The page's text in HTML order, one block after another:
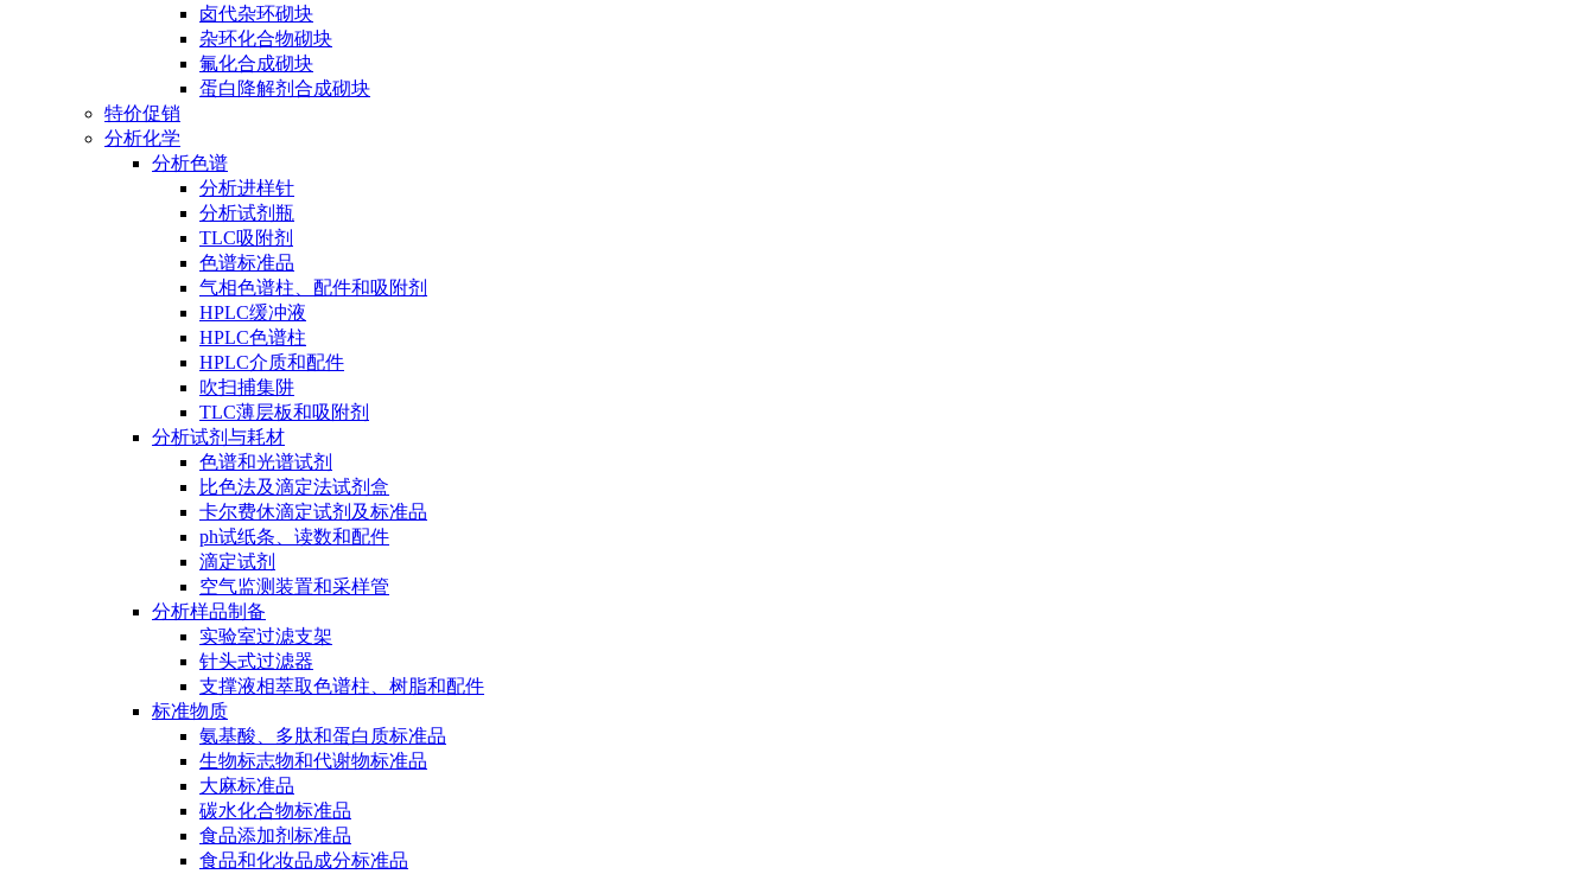
卤代杂环砌块
杂环化合物砌块
氟化合成砌块
蛋白降解剂合成砌块
特价促销
分析化学
分析色谱
分析进样针
分析试剂瓶
TLC吸附剂
色谱标准品
气相色谱柱、配件和吸附剂
HPLC缓冲液
HPLC色谱柱
HPLC介质和配件
吹扫捕集阱
TLC薄层板和吸附剂
分析试剂与耗材
色谱和光谱试剂
比色法及滴定法试剂盒
卡尔费休滴定试剂及标准品
ph试纸条、读数和配件
滴定试剂
空气监测装置和采样管
分析样品制备
实验室过滤支架
针头式过滤器
支撑液相萃取色谱柱、树脂和配件
标准物质
氨基酸、多肽和蛋白质标准品
生物标志物和代谢物标准品
大麻标准品
碳水化合物标准品
食品添加剂标准品
食品和化妆品成分标准品